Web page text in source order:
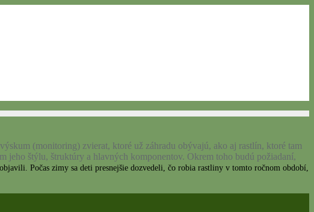
(monitoring) zvierat, ktoré už záhradu obývajú, ako aj rastlín, ktoré tam
štýlu, štruktúry a hlavných komponentov. Okrem toho budú požiadaní,
Počas zimy sa deti presnejšie dozvedeli, čo robia rastliny v tomto ročnom období,